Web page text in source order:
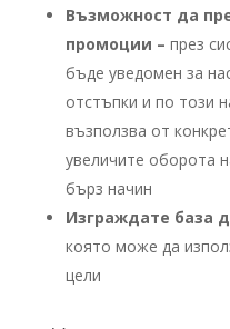
Възможност да
промоции – през
бъде уведомен за
отстъпки и по този
възползва от
увеличите оборота
бърз начин
Изграждате база
която може да
цели